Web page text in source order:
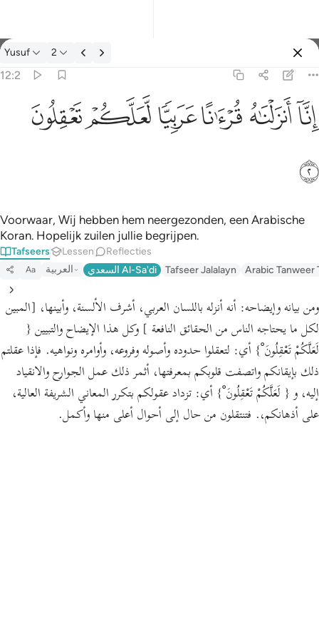
Tafseer: Yusuf 12:2
Yusuf 2
12:2
انا انزلناه قرانا عربيا لعلكم تعقلون ٢
إِنَّآ أَنزَلْنَـٰهُ قُرْءَٰنًا عَرَبِيًّۭا لَّعَلَّكُمْ تَعْقِلُونَ ٢
ﲙﲚﲛﲜﲝﲞ
ﲟ
Voorwaar, Wij hebben hem neergezonden, een Arabische
Koran. Hopelijk zuilen jullie begrijpen.
Tafseers Lessen Reflecties
Aa العربية السعدي Al-Sa'di Tafseer Jalalayn Arabic Tanweer
ومن بيانه وإيضاحه: أنه أنزله باللسان العربي، أشرف الألسنة، وأبينها، [المبين
لكل ما يحتاجه الناس من الحقائق النافعة ] وكل هذا الإيضاح والتبيين {
لَعَلَّكُمْ تَعْقِلُونَ ْ} أي: لتعقلوا حدوده وأصوله وفروعه، وأوامره ونواهيه. فإذا عقلتم
ذلك بإيقانكم واتصفت قلوبكم بمعرفتها، أثمر ذلك عمل الجوارح والانقياد
إليه، و{ لَعَلَّكُمْ تَعْقِلُونَ ْ} أي: تزداد عقولكم بتكرر المعاني الشريفة العالية،
على أذهانكم،. فتنتقلون من حال إلى أحوال أعلى منها وأكمل.